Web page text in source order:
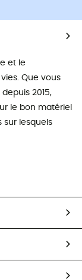
et le
Que vous
2015,
le bon matériel
sur lesquels